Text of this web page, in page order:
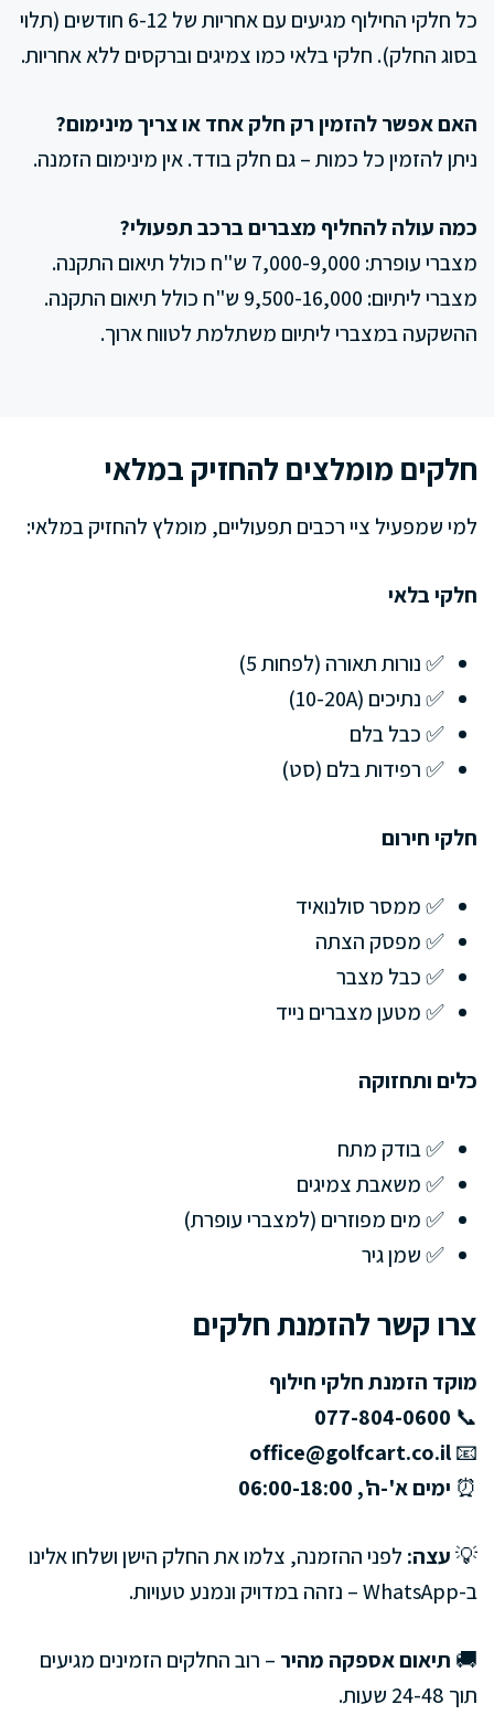
כל חלקי החילוף מגיעים עם אחריות של 6-12 חודשים (תלוי
בסוג החלק). חלקי בלאי כמו צמיגים וברקסים ללא אחריות.
האם אפשר להזמין רק חלק אחד או צריך מינימום?
ניתן להזמין כל כמות – גם חלק בודד. אין מינימום הזמנה.
כמה עולה להחליף מצברים ברכב תפעולי?
מצברי עופרת: 7,000-9,000 ש"ח כולל תיאום התקנה.
מצברי ליתיום: 9,500-16,000 ש"ח כולל תיאום התקנה.
ההשקעה במצברי ליתיום משתלמת לטווח ארוך.
חלקים מומלצים להחזיק במלאי
למי שמפעיל ציי רכבים תפעוליים, מומלץ להחזיק במלאי:
חלקי בלאי
✅ נורות תאורה (לפחות 5)
✅ נתיכים (10-20A)
✅ כבל בלם
✅ רפידות בלם (סט)
חלקי חירום
✅ ממסר סולנואיד
✅ מפסק הצתה
✅ כבל מצבר
✅ מטען מצברים נייד
כלים ותחזוקה
✅ בודק מתח
✅ משאבת צמיגים
✅ מים מפוזרים (למצברי עופרת)
✅ שמן גיר
צרו קשר להזמנת חלקים
מוקד הזמנת חלקי חילוף
📞
077-804-0600
📧
office@golfcart.co.il
⏰ ימים א'-ה', 06:00-18:00
💡עצה: לפני ההזמנה, צלמו את החלק הישן ושלחו אלינו
ב-WhatsApp – נזהה במדויק ונמנע טעויות.
🚚 תיאום אספקה מהיר – רוב החלקים הזמינים מגיעים
תוך 24-48 שעות.